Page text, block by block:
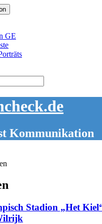
GE
Kommunikation
Stadion „Het